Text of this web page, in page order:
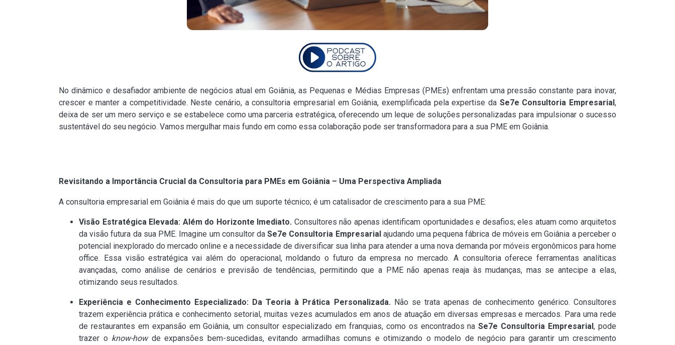
No dinâmico e desafiador ambiente de negócios atual em Goiânia, as Pequenas e Médias Empresas (PMEs) enfrentam uma pressão constante para inovar,
crescer e manter a competitividade. Neste cenário, a consultoria empresarial em Goiânia, exemplificada pela expertise da Se7e Consultoria Empresarial,
deixa de ser um mero serviço e se estabelece como uma parceria estratégica, oferecendo um leque de soluções personalizadas para impulsionar o sucesso
sustentável do seu negócio. Vamos mergulhar mais fundo em como essa colaboração pode ser transformadora para a sua PME em Goiânia.
Revisitando a Importância Crucial da Consultoria para PMEs em Goiânia – Uma Perspectiva Ampliada
A consultoria empresarial em Goiânia é mais do que um suporte técnico; é um catalisador de crescimento para a sua PME:
Visão Estratégica Elevada: Além do Horizonte Imediato. Consultores não apenas identificam oportunidades e desafios; eles atuam como arquitetos
da visão futura da sua PME. Imagine um consultor daSe7e Consultoria Empresarialajudando uma pequena fábrica de móveis em Goiânia a perceber o
potencial inexplorado do mercado online e a necessidade de diversificar sua linha para atender a uma nova demanda por móveis ergonômicos para home
office. Essa visão estratégica vai além do operacional, moldando o futuro da empresa no mercado. A consultoria oferece ferramentas analíticas
avançadas, como análise de cenários e previsão de tendências, permitindo que a PME não apenas reaja às mudanças, mas se antecipe a elas,
otimizando seus resultados.
Experiência e Conhecimento Especializado: Da Teoria à Prática Personalizada. Não se trata apenas de conhecimento genérico. Consultores
trazem experiência prática e conhecimento setorial, muitas vezes acumulados em anos de atuação em diversas empresas e mercados. Para uma rede
de restaurantes em expansão em Goiânia, um consultor especializado em franquias, como os encontrados naSe7e Consultoria Empresarial, pode
trazer o know-howde expansões bem-sucedidas, evitando armadilhas comuns e otimizando o modelo de negócio para garantir um crescimento